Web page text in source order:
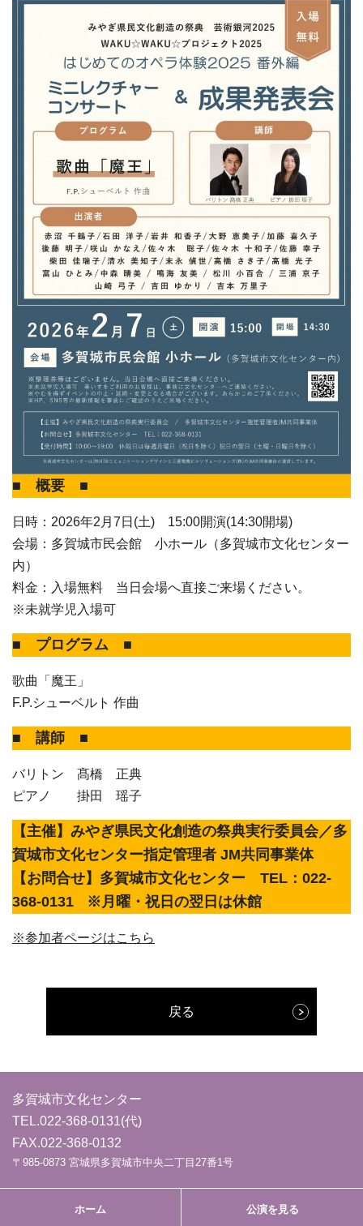
■ 概要 ■
日時：2026年2月7日(土) 15:00開演(14:30開場)
会場：多賀城市民会館 小ホール（多賀城市文化センター
内）
料金：入場無料 当日会場へ直接ご来場ください。
※未就学児入場可
■ プログラム ■
歌曲「魔王」
F.P.シューベルト 作曲
■ 講師 ■
バリトン 髙橋 正典
ピアノ 掛田 瑶子
【主催】みやぎ県民文化創造の祭典実行委員会／多
賀城市文化センター指定管理者 JM共同事業体
【お問合せ】多賀城市文化センター TEL：022-
368-0131
※月曜・祝日の翌日は休館
※参加者ページはこちら
戻る
多賀城市文化センター
TEL.022-368-0131(代)
FAX.022-368-0132
〒985-0873 宮城県多賀城市中央二丁目27番1号
ホーム 公演を見る